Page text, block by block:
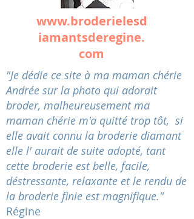
www.broderielesd
iamantsderegine.
com
"Je dédie ce site à ma maman chérie
Andrée sur la photo qui adorait
broder, malheureusement ma
maman chérie m'a quitté trop tôt, si
elle avait connu la broderie diamant
elle l' aurait de suite adopté, tant
cette broderie est belle, facile,
déstressante, relaxante et le rendu de
la broderie finie est magnifique."
Régine